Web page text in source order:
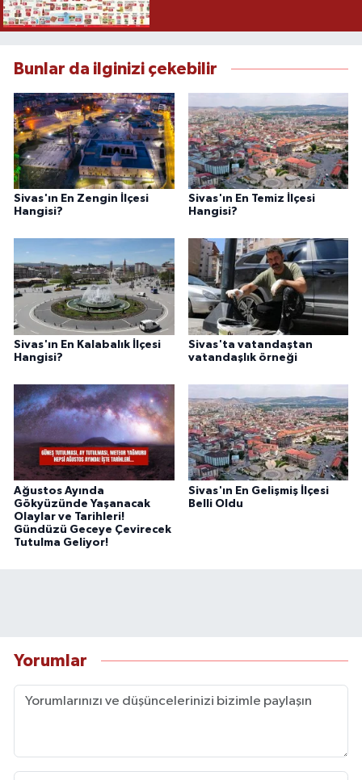
Bunlar da ilginizi çekebilir
Sivas'ın En Zengin İlçesi
Hangisi?
Sivas'ın En Temiz İlçesi
Hangisi?
Sivas'ın En Kalabalık İlçesi
Hangisi?
Sivas'ta vatandaştan
vatandaşlık örneği
Ağustos Ayında
Gökyüzünde Yaşanacak
Olaylar ve Tarihleri!
Gündüzü Geceye Çevirecek
Tutulma Geliyor!
Sivas'ın En Gelişmiş İlçesi
Belli Oldu
Yorumlar